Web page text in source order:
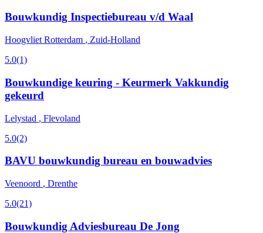
Bouwkundig Inspectiebureau v/d Waal
Hoogvliet Rotterdam , Zuid-Holland
5.0(1)
Bouwkundige keuring - Keurmerk Vakkundig
gekeurd
Lelystad , Flevoland
5.0(2)
BAVU bouwkundig bureau en bouwadvies
Veenoord , Drenthe
5.0(21)
Bouwkundig Adviesbureau De Jong